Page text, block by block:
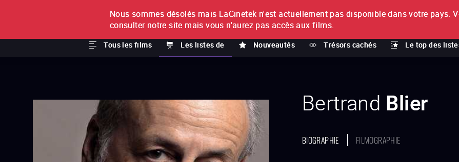
À L'UNITÉ
Tous les films Les listes de Nouveautés Trésors cachés Le top des
ABONNEMENT
Bertrand Blier
BIOGRAPHIE FILMOGRAPHIE
Nous sommes désolés mais LaCinetek n'est actuellement pas disponible dans votre pays.
consulter notre site mais vous n'aurez pas accès aux films.